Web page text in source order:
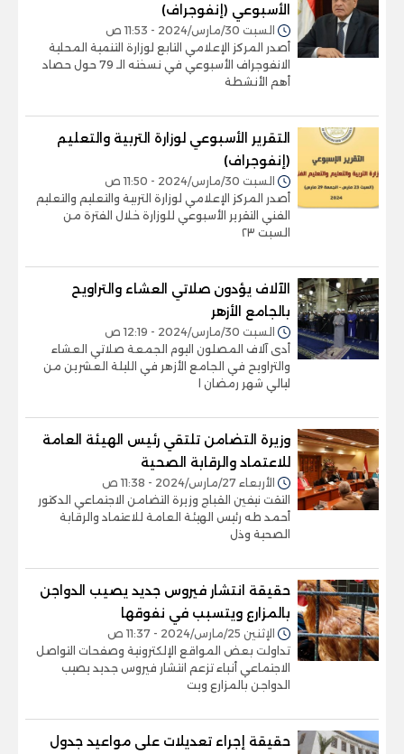
الأسبوعي (إنفوجراف)
السبت 30/مارس/2024 - 11:53 ص
أصدر المركز الإعلامي التابع لوزارة التنمية المحلية
الانفوجراف الأسبوعي في نسخته الـ 79 حول حصاد
أهم الأنشطة
التقرير الأسبوعي لوزارة التربية والتعليم
(إنفوجراف)
السبت 30/مارس/2024 - 11:50 ص
أصدر المركز الإعلامي لوزارة التربية والتعليم والتعليم
الفني التقرير الأسبوعي للوزارة خلال الفترة من
السبت ٢٣
الآلاف يؤدون صلاتي العشاء والتراويح
بالجامع الأزهر
السبت 30/مارس/2024 - 12:19 ص
أدى آلاف المصلون اليوم الجمعة صلاتي العشاء
والتراويح في الجامع الأزهر في الليلة العشرين من
ليالي شهر رمضان ا
وزيرة التضامن تلتقي رئيس الهيئة العامة
للاعتماد والرقابة الصحية
الأربعاء 27/مارس/2024 - 11:38 ص
التقت نيفين القباج وزيرة التضامن الاجتماعي الدكتور
أحمد طه رئيس الهيئة العامة للاعتماد والرقابة
الصحية وذل
حقيقة انتشار فيروس جديد يصيب الدواجن
بالمزارع ويتسبب في نفوقها
الإثنين 25/مارس/2024 - 11:37 ص
تداولت بعض المواقع الإلكترونية وصفحات التواصل
الاجتماعي أنباء تزعم انتشار فيروس جديد يصيب
الدواجن بالمزارع ويت
حقيقة إجراء تعديلات على مواعيد جدول